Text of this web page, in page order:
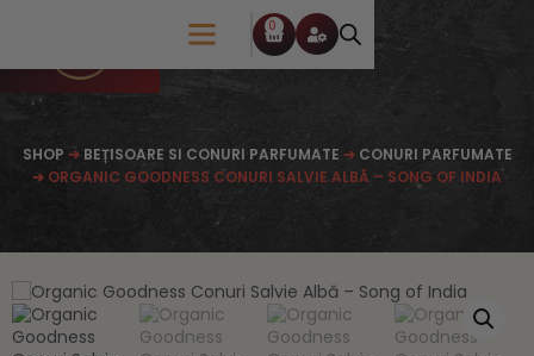
0
SHOP ➔ BEȚISOARE SI CONURI PARFUMATE ➔ CONURI PARFUMATE
➔ ORGANIC GOODNESS CONURI SALVIE ALBĂ – SONG OF INDIA